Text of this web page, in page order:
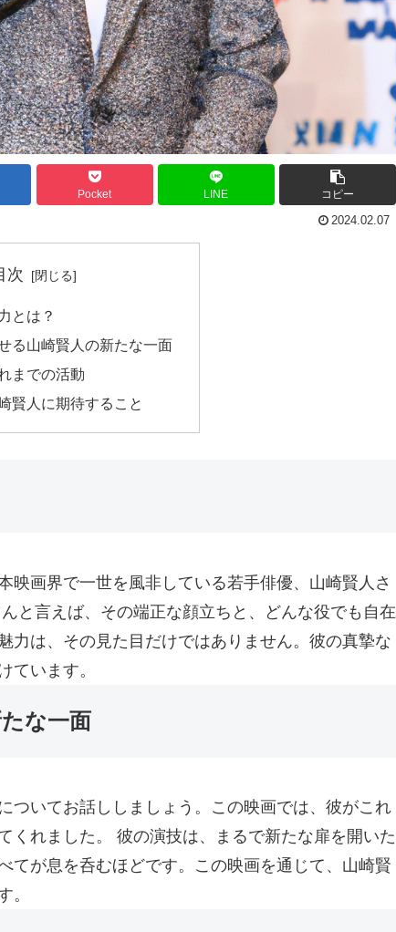
Pocket LINE コピー
2024.02.07
次
とは？
る山崎賢人の新たな一面
までの活動
賢人に期待すること
映画界で一世を風非している若手俳優、山崎賢人さ
と言えば、その端正な顔立ちと、どんな役でも自在
力は、その見た目だけではありません。彼の真摯な
ています。
な一面
ついてお話ししましょう。この映画では、彼がこれ
くれました。 彼の演技は、まるで新たな扉を開いた
てが息を呑むほどです。この映画を通じて、山崎賢
。